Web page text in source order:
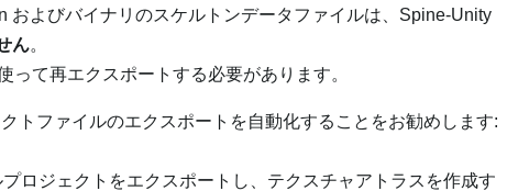
購入
およびバイナリのスケルトンデータファイルは、Spine-Unity
ん。
って再エクスポートする必要があります。
トファイルのエクスポートを自動化することをお勧めします:
ロジェクトをエクスポートし、テクスチャアトラスを作成す